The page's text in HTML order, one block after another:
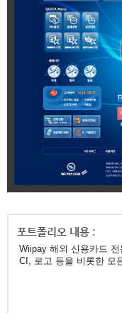
Wiipay 해외 신용카드
CI, 로고 등을 비롯한 모